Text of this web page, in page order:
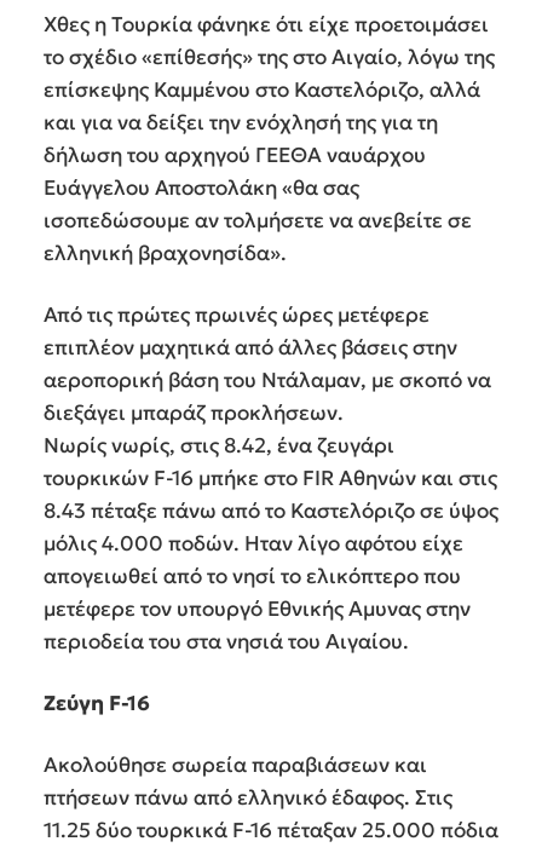
Χθες η Τουρκία φάνηκε ότι είχε προετοιμάσει
το σχέδιο «επίθεσής» της στο Αιγαίο, λόγω της
επίσκεψης Καμμένου στο Καστελόριζο, αλλά
και για να δείξει την ενόχλησή της για τη
δήλωση του αρχηγού ΓΕΕΘΑ ναυάρχου
Ευάγγελου Αποστολάκη «θα σας
ισοπεδώσουμε αν τολμήσετε να ανεβείτε σε
ελληνική βραχονησίδα».
Από τις πρώτες πρωινές ώρες μετέφερε
επιπλέον μαχητικά από άλλες βάσεις στην
αεροπορική βάση του Ντάλαμαν, με σκοπό να
διεξάγει μπαράζ προκλήσεων.
Νωρίς νωρίς, στις 8.42, ένα ζευγάρι
τουρκικών F-16 μπήκε στο FIR Αθηνών και στις
8.43 πέταξε πάνω από το Καστελόριζο σε ύψος
μόλις 4.000 ποδών. Ηταν λίγο αφότου είχε
απογειωθεί από το νησί το ελικόπτερο που
μετέφερε τον υπουργό Εθνικής Αμυνας στην
περιοδεία του στα νησιά του Αιγαίου.
Ζεύγη F-16
Ακολούθησε σωρεία παραβιάσεων και
πτήσεων πάνω από ελληνικό έδαφος. Στις
11.25 δύο τουρκικά F-16 πέταξαν 25.000 πόδια